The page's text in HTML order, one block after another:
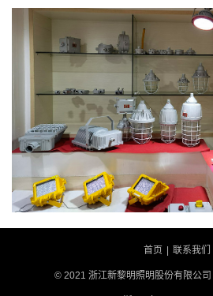
首页 联系我们
© 2021 浙江新黎明照明股份有限公